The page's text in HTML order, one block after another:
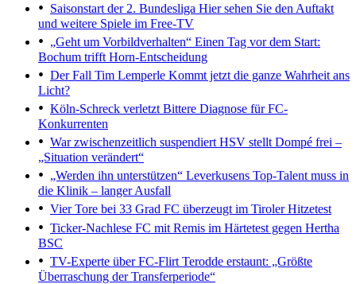
Saisonstart der 2. Bundesliga Hier sehen Sie den Auftakt
und weitere Spiele im Free-TV
„Geht um Vorbildverhalten“ Einen Tag vor dem Start:
Bochum trifft Horn-Entscheidung
Der Fall Tim Lemperle Kommt jetzt die ganze Wahrheit ans
Licht?
Köln-Schreck verletzt Bittere Diagnose für FC-
Konkurrenten
War zwischenzeitlich suspendiert HSV stellt Dompé frei –
„Situation verändert“
„Werden ihn unterstützen“ Leverkusens Top-Talent muss in
die Klinik – langer Ausfall
Vier Tore bei 33 Grad FC überzeugt im Tiroler Hitzetest
Ticker-Nachlese FC mit Remis im Härtetest gegen Hertha
BSC
TV-Experte über FC-Flirt Terodde erstaunt: „Größte
Überraschung der Transferperiode“